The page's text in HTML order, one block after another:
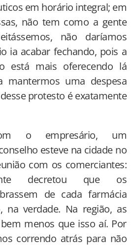
em horário integral; em
não tem como a gente
não daríamos
ia acabar fechando, pois a
está mais oferecendo lá
mantermos uma despesa
protesto é exatamente
o empresário, um
esteve na cidade no
com os comerciantes:
decretou que os
de cada farmácia
na verdade. Na região, as
menos que isso aí. Por
correndo atrás para não